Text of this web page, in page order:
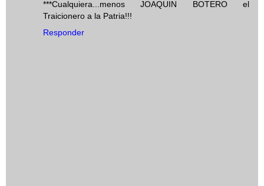
***Cualquiera...menos JOAQUIN BOTERO el
Traicionero a la Patria!!!
Responder